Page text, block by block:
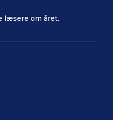
læsere om året.